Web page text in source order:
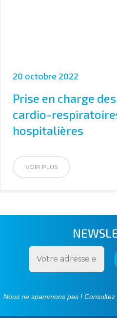
20 octobre 2022
Prise en charge
cardio-
hospitalières
VOIR PLUS
Nous ne spammons pas ! Consultez